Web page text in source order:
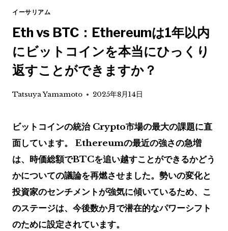
イーサリアム
Eth vs BTC：Ethereumは1年以内
にビットコインを本当にひっくり
返すことができますか？
Tatsuya Yamamoto 2025年8月14日
ビットコインの統治Crypto市場の最大の課題に直
面しています。 Ethereumの最近の強さの急増
は、時価総額でBTCを追い越すことができるかどう
かについての議論を再燃させました。勢いの変化と
投資家のセンチメントが強気に傾いているため、こ
のステージは、今後数か月で潜在的なパワーシフト
のために設定されています。